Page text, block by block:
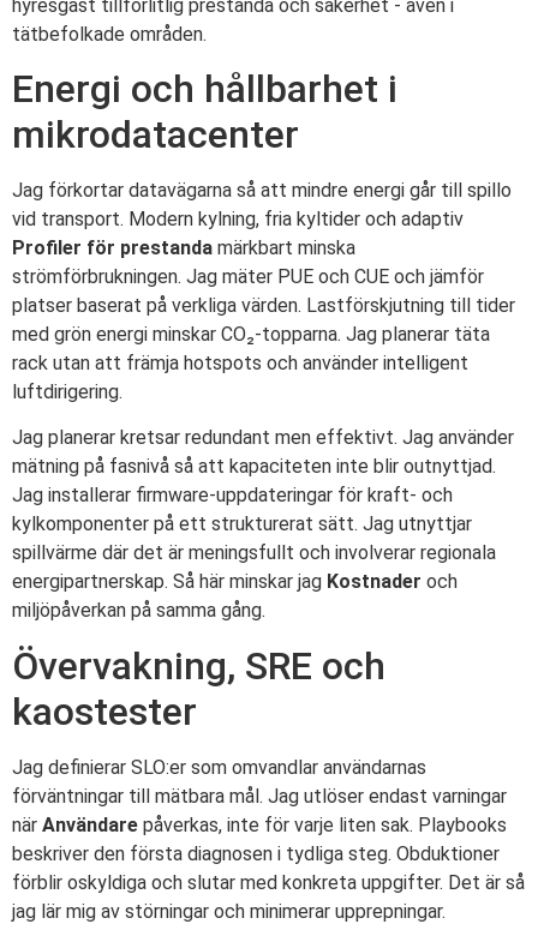
hyresgäst tillförlitlig prestanda och säkerhet - även i
tätbefolkade områden.
Energi och hållbarhet i
mikrodatacenter
Jag förkortar datavägarna så att mindre energi går till spillo
vid transport. Modern kylning, fria kyltider och adaptiv
Profiler för prestanda märkbart minska
strömförbrukningen. Jag mäter PUE och CUE och jämför
platser baserat på verkliga värden. Lastförskjutning till tider
med grön energi minskar CO₂-topparna. Jag planerar täta
rack utan att främja hotspots och använder intelligent
luftdirigering.
Jag planerar kretsar redundant men effektivt. Jag använder
mätning på fasnivå så att kapaciteten inte blir outnyttjad.
Jag installerar firmware-uppdateringar för kraft- och
kylkomponenter på ett strukturerat sätt. Jag utnyttjar
spillvärme där det är meningsfullt och involverar regionala
energipartnerskap. Så här minskar jag Kostnader och
miljöpåverkan på samma gång.
Övervakning, SRE och
kaostester
Jag definierar SLO:er som omvandlar användarnas
förväntningar till mätbara mål. Jag utlöser endast varningar
när Användare påverkas, inte för varje liten sak. Playbooks
beskriver den första diagnosen i tydliga steg. Obduktioner
förblir oskyldiga och slutar med konkreta uppgifter. Det är så
jag lär mig av störningar och minimerar upprepningar.